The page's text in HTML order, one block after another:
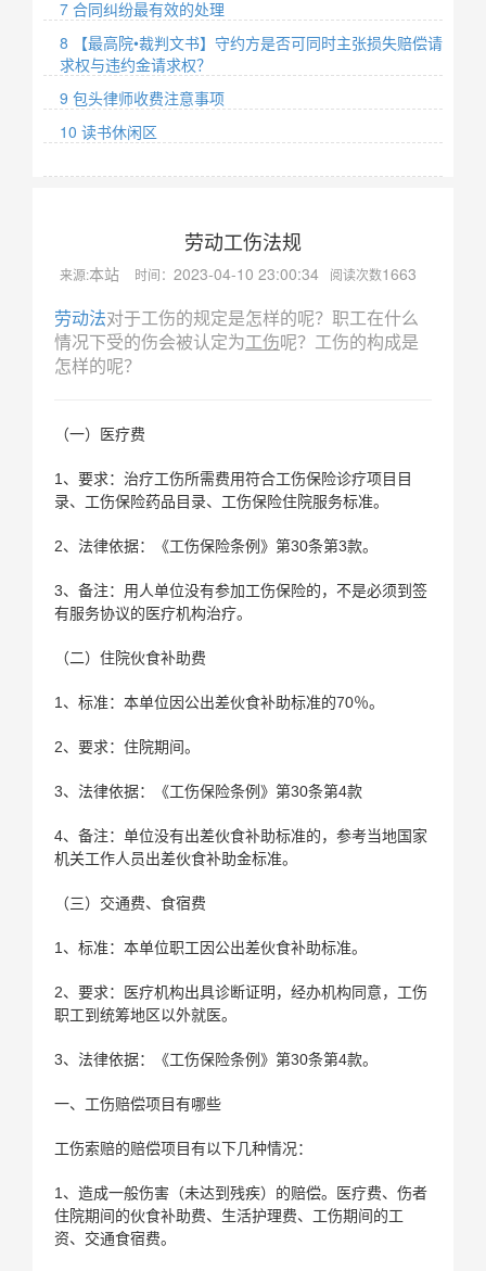
7 合同纠纷最有效的处理
8 【最高院•裁判文书】守约方是否可同时主张损失赔偿请
求权与违约金请求权？
9 包头律师收费注意事项
10 读书休闲区
劳动工伤法规
来源:本站 时间： 2023-04-10 23:00:34 阅读次数1663
劳动法对于工伤的规定是怎样的呢？职工在什么
情况下受的伤会被认定为工伤呢？工伤的构成是
怎样的呢？
（一）医疗费
1、要求：治疗工伤所需费用符合工伤保险诊疗项目目
录、工伤保险药品目录、工伤保险住院服务标准。
2、法律依据：《工伤保险条例》第30条第3款。
3、备注：用人单位没有参加工伤保险的，不是必须到签
有服务协议的医疗机构治疗。
（二）住院伙食补助费
1、标准：本单位因公出差伙食补助标准的70％。
2、要求：住院期间。
3、法律依据：《工伤保险条例》第30条第4款
4、备注：单位没有出差伙食补助标准的，参考当地国家
机关工作人员出差伙食补助金标准。
（三）交通费、食宿费
1、标准：本单位职工因公出差伙食补助标准。
2、要求：医疗机构出具诊断证明，经办机构同意，工伤
职工到统筹地区以外就医。
3、法律依据：《工伤保险条例》第30条第4款。
一、工伤赔偿项目有哪些
工伤索赔的赔偿项目有以下几种情况：
1、造成一般伤害（未达到残疾）的赔偿。医疗费、伤者
住院期间的伙食补助费、生活护理费、工伤期间的工
资、交通食宿费。